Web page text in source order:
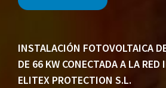
INSTALACIÓN FOTOVOLTAICA
DE 66 KW CONECTADA A LA RED
ELITEX PROTECTION S.L.